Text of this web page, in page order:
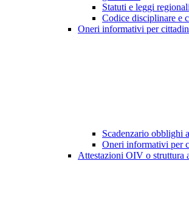
Statuti e leggi regionali
Codice disciplinare e
Oneri informativi per
Scadenzario obblighi
Oneri informativi per
Attestazioni OIV o struttura